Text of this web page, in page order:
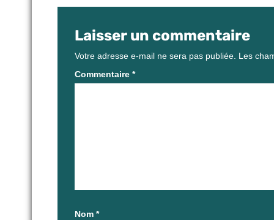
Laisser un commentaire
Votre adresse e-mail ne sera pas publiée. Les
Commentaire *
Nom *